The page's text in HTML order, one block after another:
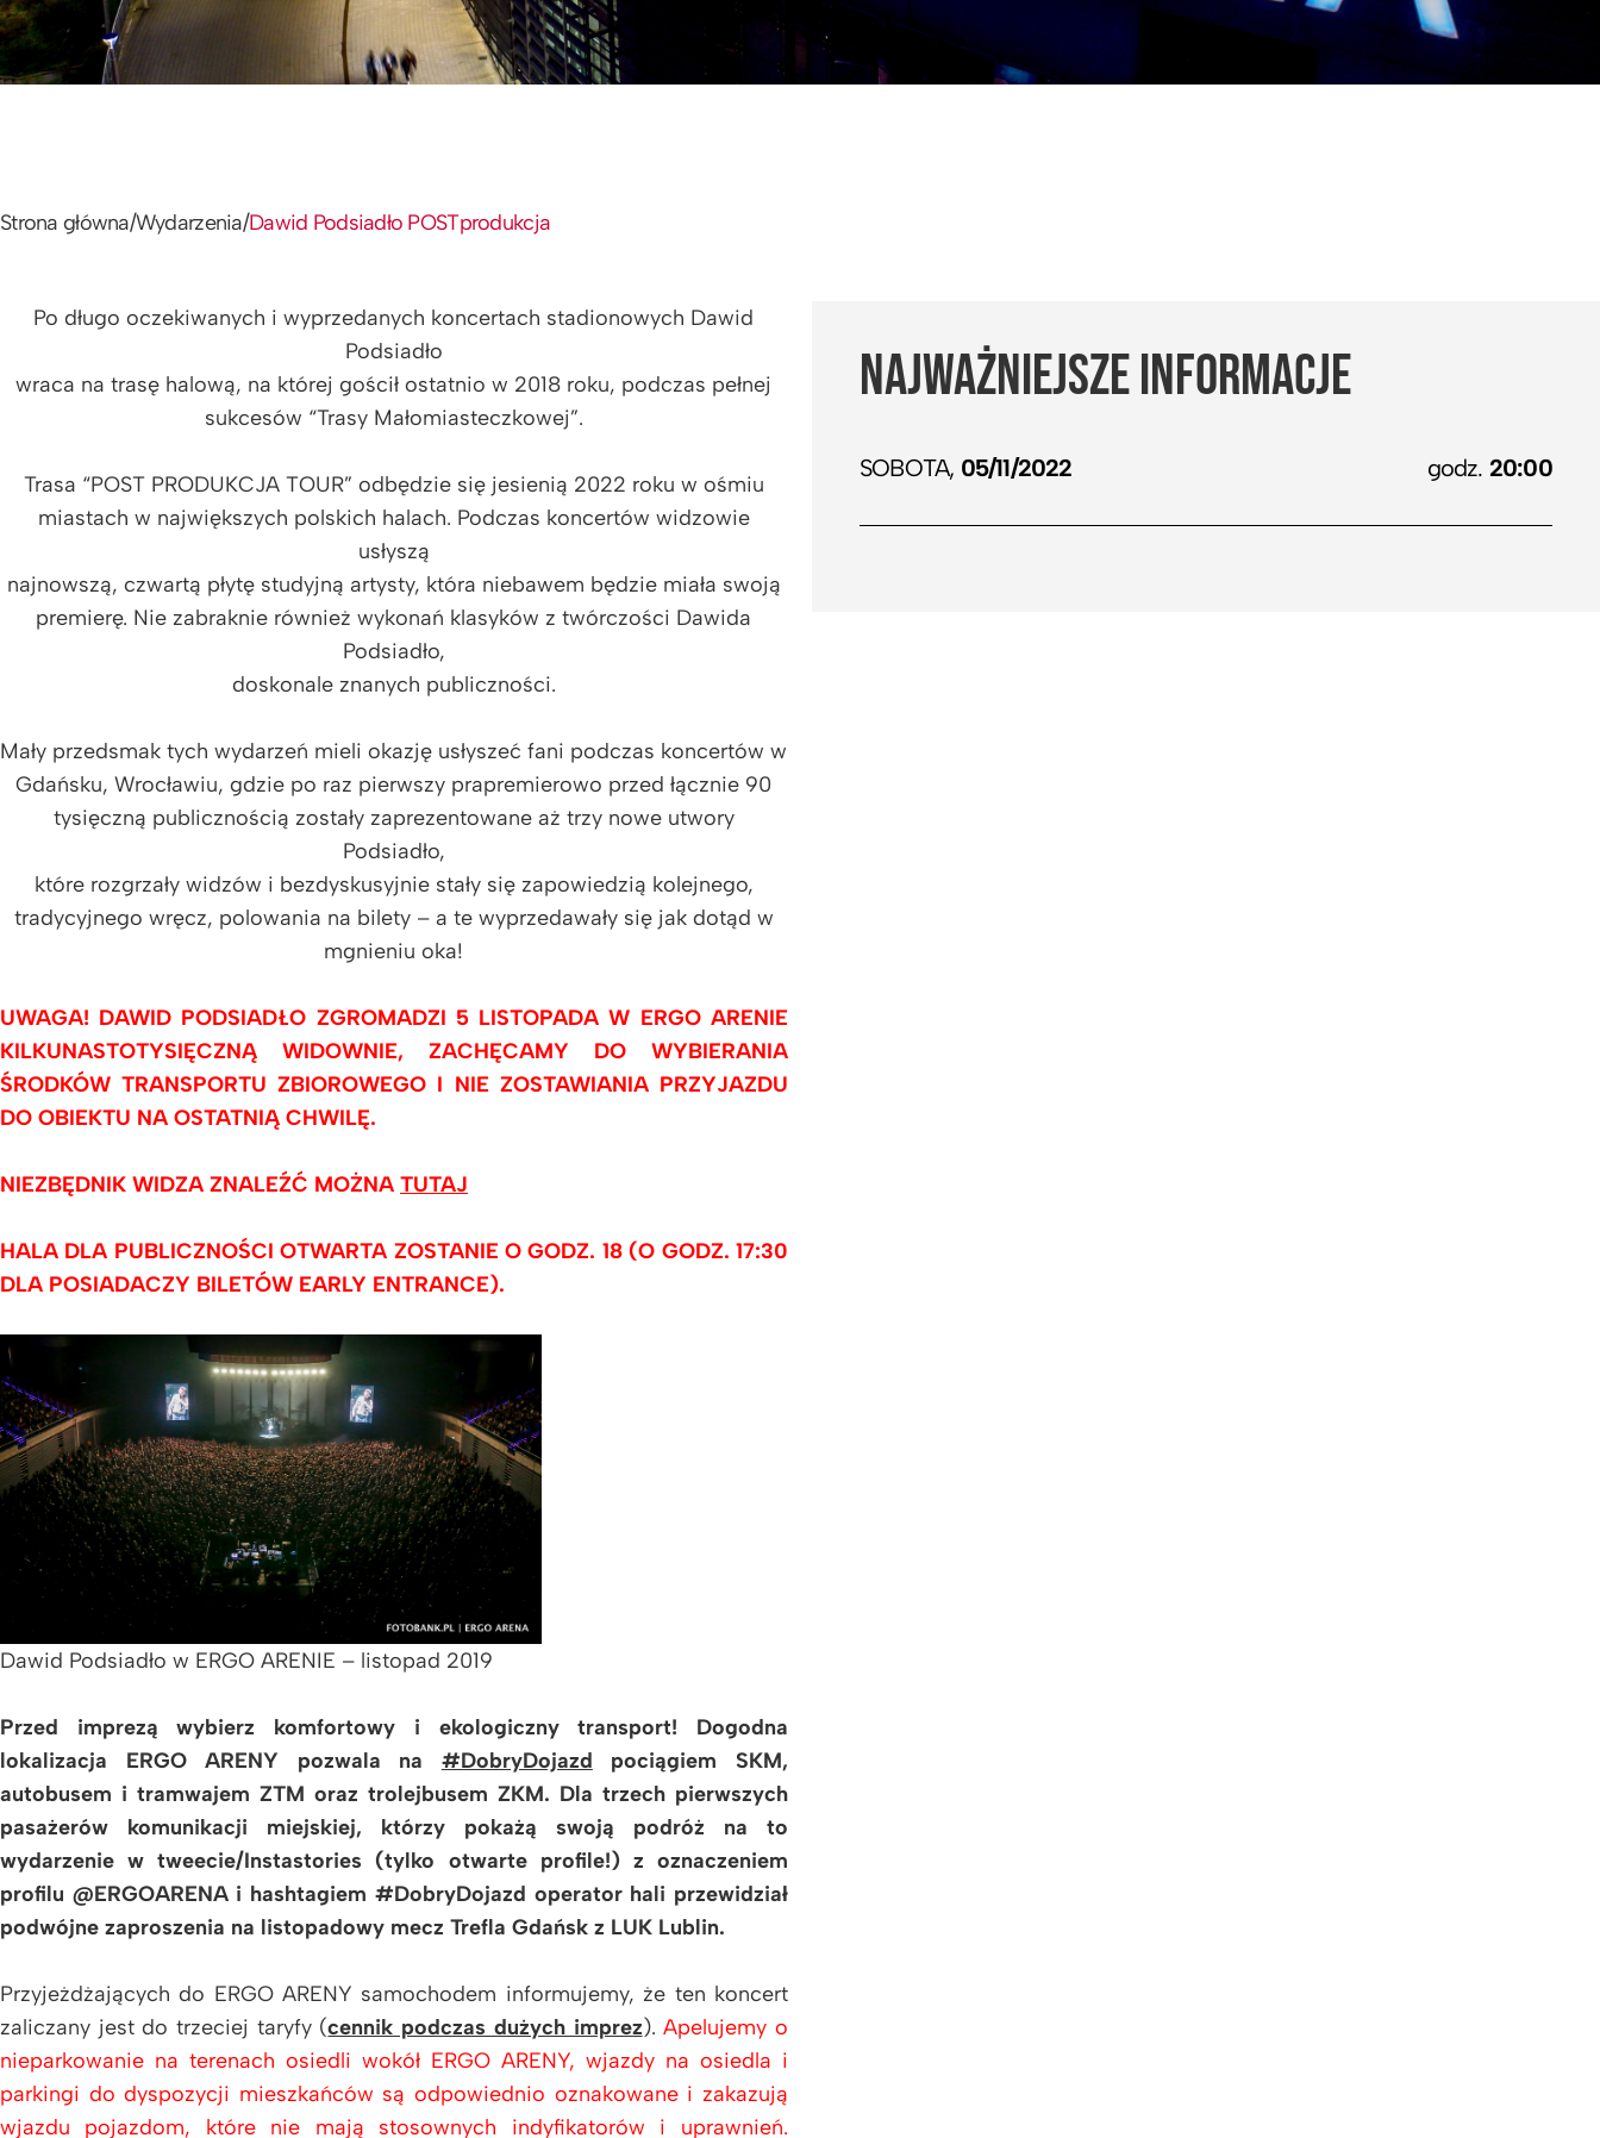
Strona główna/Wydarzenia/Dawid Podsiadło POSTprodukcja
Po długo oczekiwanych i wyprzedanych koncertach stadionowych Dawid
Podsiadło
wraca na trasę halową, na której gościł ostatnio w 2018 roku, podczas pełnej
sukcesów “Trasy Małomiasteczkowej”.
Trasa “POST PRODUKCJA TOUR” odbędzie się jesienią 2022 roku w ośmiu
miastach w największych polskich halach. Podczas koncertów widzowie
usłyszą
najnowszą, czwartą płytę studyjną artysty, która niebawem będzie miała swoją
premierę. Nie zabraknie również wykonań klasyków z twórczości Dawida
Podsiadło,
doskonale znanych publiczności.
Mały przedsmak tych wydarzeń mieli okazję usłyszeć fani podczas koncertów w
Gdańsku, Wrocławiu, gdzie po raz pierwszy prapremierowo przed łącznie 90
tysięczną publicznością zostały zaprezentowane aż trzy nowe utwory
Podsiadło,
które rozgrzały widzów i bezdyskusyjnie stały się zapowiedzią kolejnego,
tradycyjnego wręcz, polowania na bilety – a te wyprzedawały się jak dotąd w
mgnieniu oka!
UWAGA! DAWID PODSIADŁO ZGROMADZI 5 LISTOPADA W ERGO ARENIE
KILKUNASTOTYSIĘCZNĄ WIDOWNIE, ZACHĘCAMY DO WYBIERANIA
ŚRODKÓW TRANSPORTU ZBIOROWEGO I NIE ZOSTAWIANIA PRZYJAZDU
DO OBIEKTU NA OSTATNIĄ CHWILĘ.
NIEZBĘDNIK WIDZA ZNALEŹĆ MOŻNA TUTAJ
HALA DLA PUBLICZNOŚCI OTWARTA ZOSTANIE O GODZ. 18 (O GODZ. 17:30
DLA POSIADACZY BILETÓW EARLY ENTRANCE).
Dawid Podsiadło w ERGO ARENIE – listopad 2019
Przed imprezą wybierz komfortowy i ekologiczny transport! Dogodna
lokalizacja ERGO ARENY pozwala na #DobryDojazd pociągiem SKM,
autobusem i tramwajem ZTM oraz trolejbusem ZKM. Dla trzech pierwszych
pasażerów komunikacji miejskiej, którzy pokażą swoją podróż na to
wydarzenie w tweecie/Instastories (tylko otwarte profile!) z oznaczeniem
profilu @ERGOARENA i hashtagiem #DobryDojazd operator hali przewidział
podwójne zaproszenia na listopadowy mecz Trefla Gdańsk z LUK Lublin.
Przyjeżdżających do ERGO ARENY samochodem informujemy, że ten koncert
zaliczany jest do trzeciej taryfy (cennik podczas dużych imprez).Apelujemy o
nieparkowanie na terenach osiedli wokół ERGO ARENY, wjazdy na osiedla i
parkingi do dyspozycji mieszkańców są odpowiednio oznakowane i zakazują
wjazdu pojazdom, które nie mają stosownych indyfikatorów i uprawnień.
NAJWAŻNIEJSZE INFORMACJE
SOBOTA, 05/11/2022 godz. 20:00